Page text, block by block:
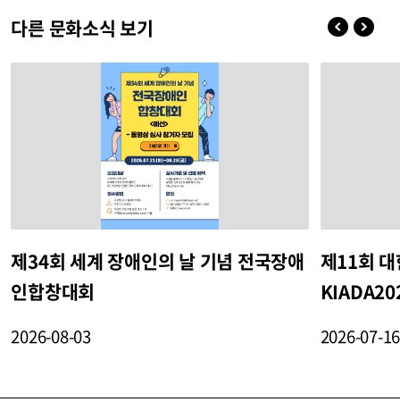
다른 문화소식 보기
제34회 세계 장애인의 날 기념 전국장애
인합창대회
2026-08-03
제11회
2026-07-16